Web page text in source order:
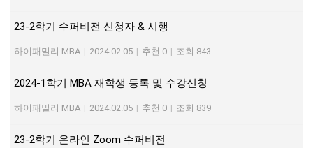
23-2학기 수퍼비전 신청자 & 시행
하이패밀리 MBA | 2024.02.05 | 추천 0 | 조회 843
2024-1학기 MBA 재학생 등록 및 수강신청
하이패밀리 MBA | 2024.02.05 | 추천 0 | 조회 839
23-2학기 온라인 Zoom 수퍼비전